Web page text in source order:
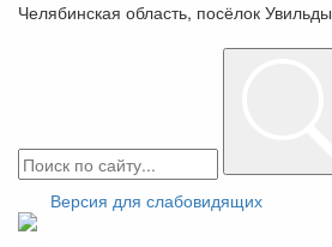
Челябинская область, посёлок Увильды
Версия для слабовидящих